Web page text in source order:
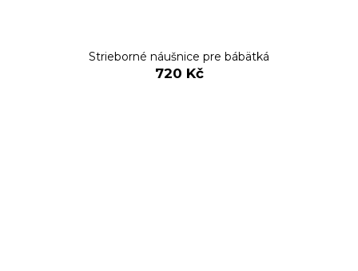
Strieborné náušnice pre bábätká
720 Kč